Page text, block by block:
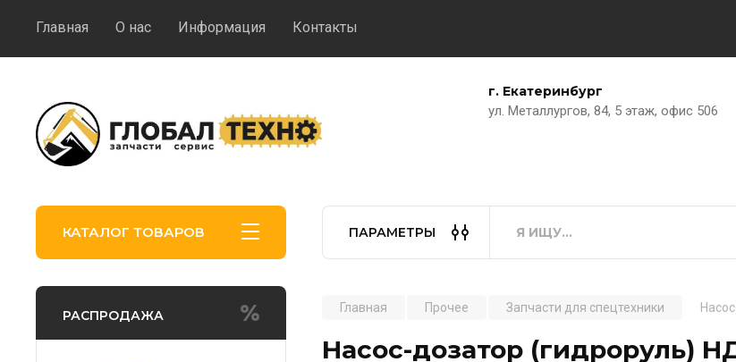
Главная О нас Информация Контакты
г. Екатеринбург
ул. Металлургов, 84, 5 этаж, офис 506
КАТАЛОГ ТОВАРОВ ПАРАМЕТРЫ
РАСПРОДАЖА Главная Прочее Запчасти для спецтехники
Насос-дозатор (гидроруль)